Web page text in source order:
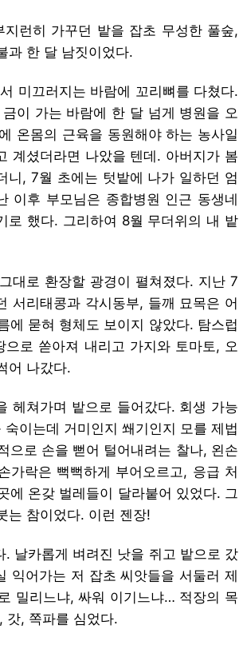
런히 가꾸던 밭을 잡초 무성한 풀숲,
과 한 달 남짓이었다.
미끄러지는 바람에 꼬리뼈를 다쳤다.
이 가는 바람에 한 달 넘게 병원을 오
온몸의 근육을 동원해야 하는 농사일
계셨더라면 나았을 텐데. 아버지가 봄
니, 7월 초에는 텃밭에 나가 일하던 엄
이후 부모님은 종합병원 인근 동생네
로 했다. 그리하여 8월 무더위의 내 밭
대로 환장할 광경이 펼쳐졌다. 지난 7
서리태콩과 각시동부, 들깨 묘목은 어
에 묻혀 형체도 보이지 않았다. 탐스럽
로 쏟아져 내리고 가지와 토마토, 오
어 나갔다.
헤쳐가며 밭으로 들어갔다. 회생 가능
이는데 거미인지 쐐기인지 모를 제법
으로 손을 뻗어 털어내려는 찰나, 왼손
가락은 뻑뻑하게 부어오르고, 응급 처
에 온갖 벌레들이 달라붙어 있었다. 그
는 참이었다. 이런 젠장!
날카롭게 벼려진 낫을 쥐고 밭으로 갔
익어가는 저 잡초 씨앗들을 서둘러 제
밀리느냐, 싸워 이기느냐… 적장의 목
갓, 쪽파를 심었다.